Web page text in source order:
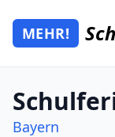
Zum Hauptinhalt
Mehr Schulferien
MEHR!
Bayern